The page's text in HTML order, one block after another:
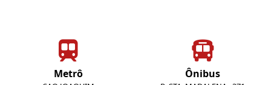
Metrô Ônibus